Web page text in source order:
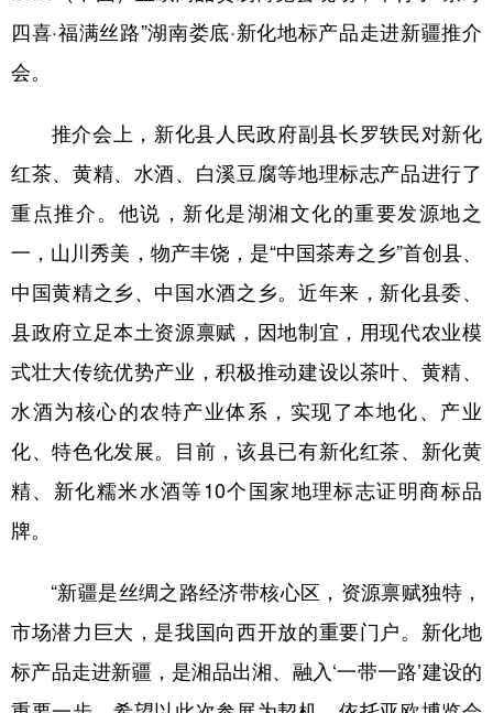
新疆 内蒙古 黑龙江
多语种频道
English Español Français عربى
Русский язык 日本語 한국어
Deutsch Português
四喜·福满丝路”湖南娄底·新化地标产品走进新疆推介
会。
推介会上，新化县人民政府副县长罗轶民对新化
红茶、黄精、水酒、白溪豆腐等地理标志产品进行了
重点推介。他说，新化是湖湘文化的重要发源地之
一，山川秀美，物产丰饶，是“中国茶寿之乡”首创县、
中国黄精之乡、中国水酒之乡。近年来，新化县委、
县政府立足本土资源禀赋，因地制宜，用现代农业模
式壮大传统优势产业，积极推动建设以茶叶、黄精、
水酒为核心的农特产业体系，实现了本地化、产业
化、特色化发展。目前，该县已有新化红茶、新化黄
精、新化糯米水酒等10个国家地理标志证明商标品
牌。
“新疆是丝绸之路经济带核心区，资源禀赋独特，
市场潜力巨大，是我国向西开放的重要门户。新化地
标产品走进新疆，是湘品出湘、融入‘一带一路’建设的